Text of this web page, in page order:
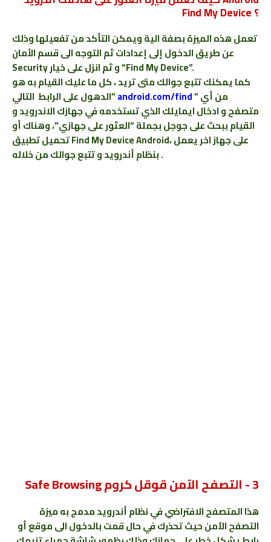
Find My Device ؟
تعمل هذه الميزة بصفة الية ويمكن التأكد من تفعيلها وذلك
عن طريق الدخول إلى إعدادات ثم التوجه الى قسم الأمان
Security و ثم انزل على خيار “Find My Device”.
كما يمكنك تتبع جوالك متى تريد ، كل ما عليك القيام به هو
الدهول على الرابط التالي”android.com/find” من أي
متصفح و ادخال ايمايلك الذي تستخدمه في جهازك الاندرويد و
القيام ببحث على جوجل بجملة “العثور على جهازي”، وهناك أو
تحميل تطبيق Find My Device Android، على جهاز اخر يعمل
بنظام أندرويد و تتبع جوالك من خلاله .
3 - التصفح الآمن قوقل كروم Safe Browsing
هذا المتصفح الافتراضي في نظام أندرويد مدمج به ميزة
التصفح الآمن حيث تحذرك في حال قمت بالدخول الى موقع أو